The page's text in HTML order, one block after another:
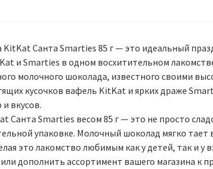
Санта Smarties 85 г — это идеальный
и Smarties в одном восхитительном
молочного шоколада, известного своими
кусочков вафель KitKat и ярких драже
вкусов.
Санта Smarties весом 85 г — это не просто
упаковке. Молочный шоколад мягко тает
это лакомство любимым как у детей, так и
дополнить ассортимент вашего магазина к